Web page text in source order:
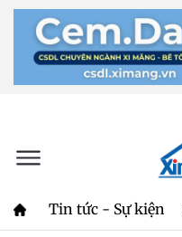
Tin tức - Sự kiện